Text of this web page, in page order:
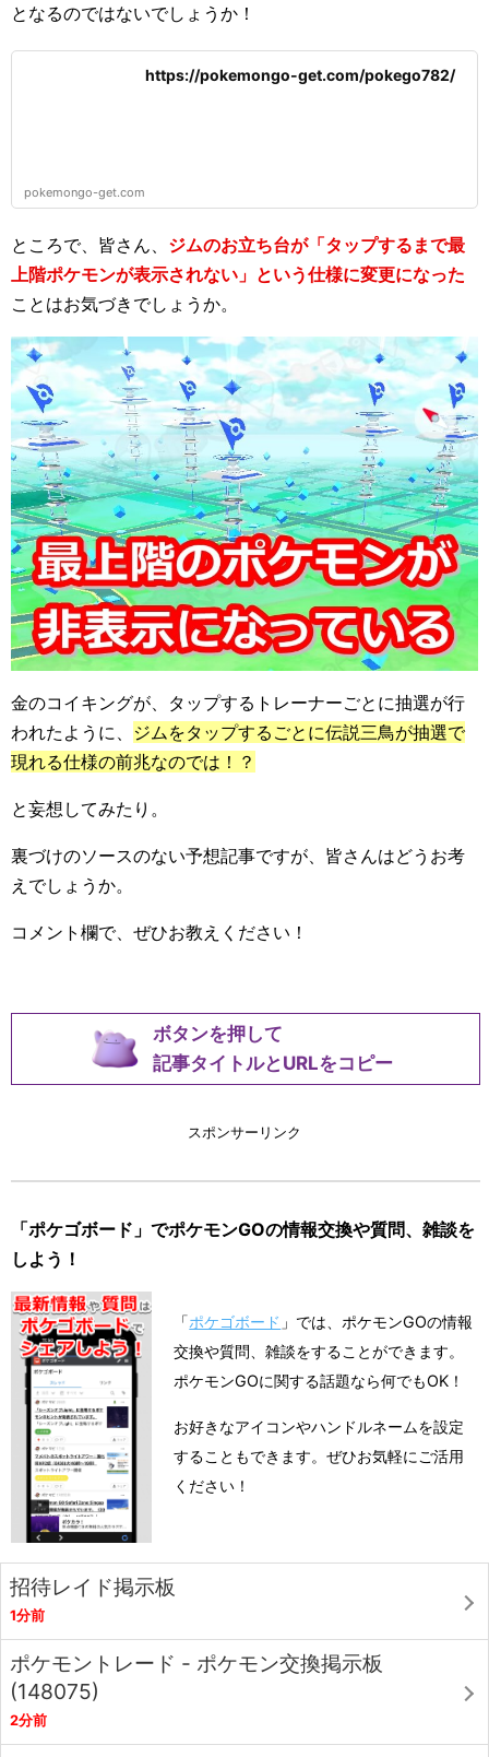
となるのではないでしょうか！
https://pokemongo-get.com/pokego782/
pokemongo-get.com
ところで、皆さん、 ジムのお立ち台が「タップするまで最
上階ポケモンが表示されない」という仕様に変更になった
ことはお気づきでしょうか。
金のコイキングが、タップするトレーナーごとに抽選が行
われたように、 ジムをタップするごとに伝説三鳥が抽選で
現れる仕様の前兆なのでは！？
と妄想してみたり。
裏づけのソースのない予想記事ですが、皆さんはどうお考
えでしょうか。
コメント欄で、ぜひお教えください！
ボタンを押して
記事タイトルとURLをコピー
スポンサーリンク
「ポケゴボード」でポケモンGOの情報交換や質問、雑談を
しよう！
「ポケゴボード 」では、ポケモンGOの情報
交換や質問、雑談をすることができます。
ポケモンGOに関する話題なら何でもOK！
お好きなアイコンやハンドルネームを設定
することもできます。ぜひお気軽にご活用
ください！
招待レイド掲示板
1分前
ポケモントレード - ポケモン交換掲示板
(148075)
2分前